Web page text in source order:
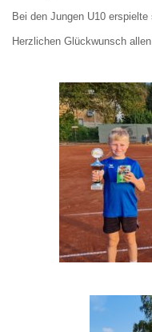
Bei den Jungen U10
Herzlichen Glückwunsch